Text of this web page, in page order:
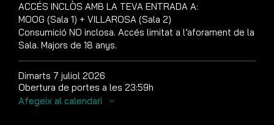
ACCÉS INCLÒS AMB LA TEVA ENTRADA A:
MOOG (Sala 1) + VILLAROSA (Sala 2)
Consumició NO inclosa. Accés limitat a l’aforament de la
Sala. Majors de 18 anys.
Dimarts 7 juliol 2026
Obertura de portes a les 23:59h
Afegeix al calendari